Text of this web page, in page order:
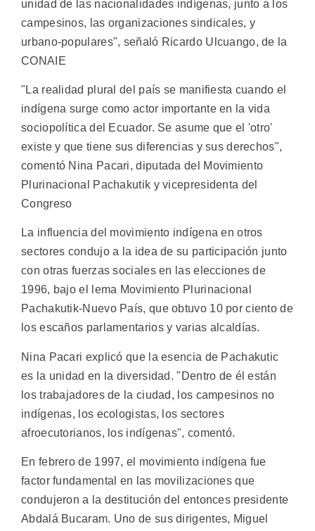
unidad de las nacionalidades indígenas, junto a los
campesinos, las organizaciones sindicales, y
urbano-populares", señaló Ricardo Ulcuango, de la
CONAIE
"La realidad plural del país se manifiesta cuando el
indígena surge como actor importante en la vida
sociopolítica del Ecuador. Se asume que el 'otro'
existe y que tiene sus diferencias y sus derechos",
comentó Nina Pacari, diputada del Movimiento
Plurinacional Pachakutik y vicepresidenta del
Congreso
La influencia del movimiento indígena en otros
sectores condujo a la idea de su participación junto
con otras fuerzas sociales en las elecciones de
1996, bajo el lema Movimiento Plurinacional
Pachakutik-Nuevo País, que obtuvo 10 por ciento de
los escaños parlamentarios y varias alcaldías.
Nina Pacari explicó que la esencia de Pachakutic
es la unidad en la diversidad. "Dentro de él están
los trabajadores de la ciudad, los campesinos no
indígenas, los ecologistas, los sectores
afroecutorianos, los indígenas", comentó.
En febrero de 1997, el movimiento indígena fue
factor fundamental en las movilizaciones que
condujeron a la destitución del entonces presidente
Abdalá Bucaram. Uno de sus dirigentes, Miguel